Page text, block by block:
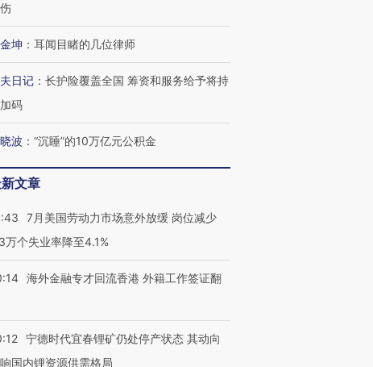
国走私7万
检体内含3种
度Z世代 用街头抗争将教
育部长拱下台
机”？难民潮撕裂西班牙
进第四届链博
科技“链”接产
【特别呈现】寻找100种
有意思的生活方式·第三对
住三大增长引擎是什么？
坤 ： 耳闻目睹的几位律师
日记 ： 长护险覆盖全国 筹资和服务给予将持
码
波 ： “沉睡”的10万亿元公积金
文章
7月美国劳动力市场意外放缓 岗位减少
万个失业率降至4.1%
海外金融专才回流香港 外籍工作签证翻
宁德时代宜春锂矿仍处停产状态 其动向
国内锂资源供需格局